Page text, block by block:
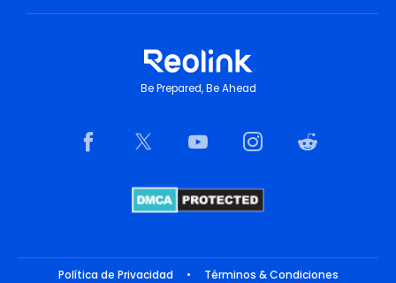
Be Prepared, Be Ahead
Política de Privacidad • Términos & Condiciones